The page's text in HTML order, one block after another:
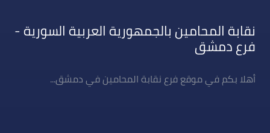
نقابة المحامين بالجمهورية العربية السورية -
فرع دمشق
أهلا بكم في موقع فرع نقابة المحامين في دمشق...